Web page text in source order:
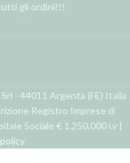
gli ordini!!!
- 44011 Argenta (FE) Italia
Registro Imprese di
Sociale € 1.250.000 i.v |